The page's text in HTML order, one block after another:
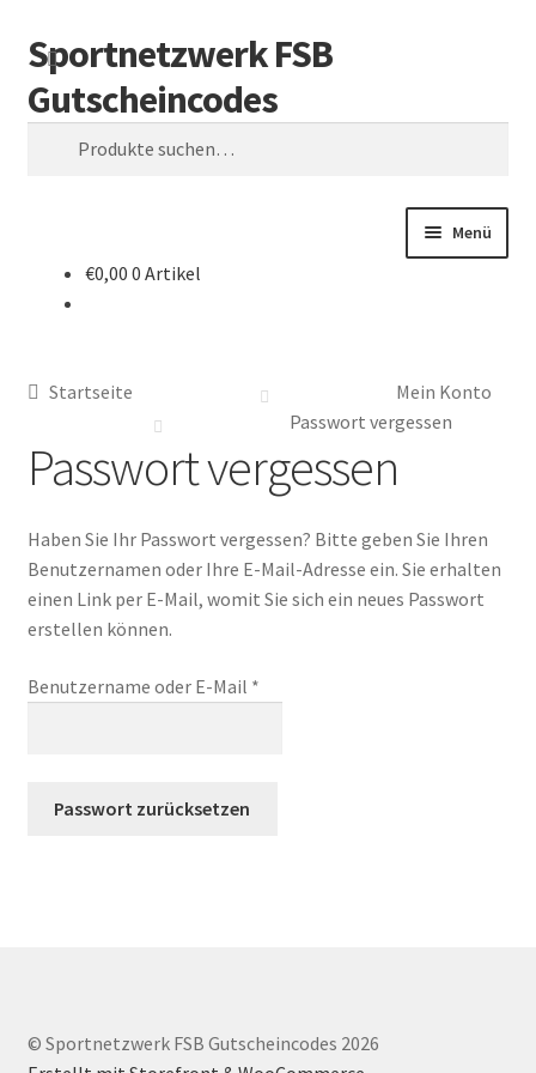
Zur
Navigation
springen
Zum
Inhalt
springen
Sportnetzwerk FSB
Gutscheincodes
S
u
c
Menü
Mein Konto
Warenkorb
€0,00 0 Artikel
Startseite
Mein Konto
Passwort vergessen
Passwort vergessen
Haben Sie Ihr Passwort vergessen? Bitte geben Sie Ihren
Benutzernamen oder Ihre E-Mail-Adresse ein. Sie erhalten
einen Link per E-Mail, womit Sie sich ein neues Passwort
erstellen können.
Benutzername oder E-Mail *erforderlich
Passwort zurücksetzen
© Sportnetzwerk FSB Gutscheincodes 2026